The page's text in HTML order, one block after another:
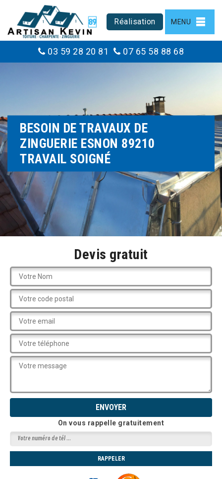
Réalisation MENU
03 59 28 20 81 07 65 58 88 68
BESOIN DE TRAVAUX DE
ZINGUERIE ESNON 89210
TRAVAIL SOIGNÉ
Devis gratuit
On vous rappelle gratuitement